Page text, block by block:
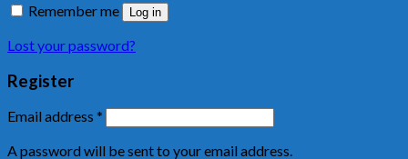
Remember me
Log in
Lost your password?
Register
Email address *
A password will be sent to your email address.